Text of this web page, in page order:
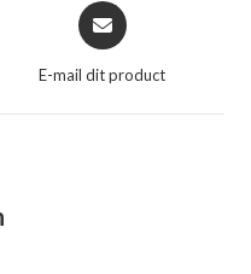
Opent
in
nieuw
E-mail dit product